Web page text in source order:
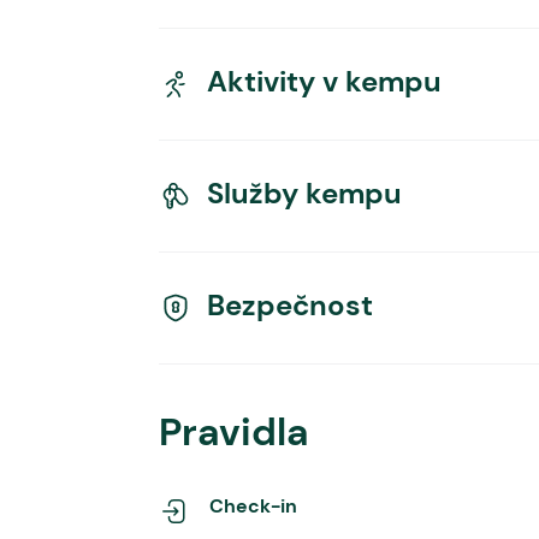
Aktivity v kempu
Služby kempu
Bezpečnost
Pravidla
Check-in